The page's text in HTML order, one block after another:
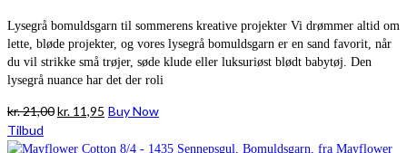
Lysegrå bomuldsgarn til sommerens kreative projekter Vi drømmer altid om
lette, bløde projekter, og vores lysegrå bomuldsgarn er en sand favorit, når
du vil strikke små trøjer, søde klude eller luksuriøst blødt babytøj. Den
lysegrå nuance har det der roli
kr.21,00Den
pris
kr. 11,95 Den
pris
Buy Now
Tilbud